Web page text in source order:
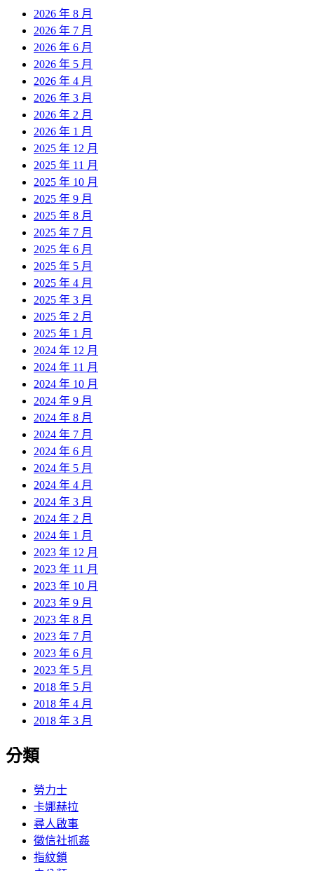
2026 年 8 月
2026 年 7 月
2026 年 6 月
2026 年 5 月
2026 年 4 月
2026 年 3 月
2026 年 2 月
2026 年 1 月
2025 年 12 月
2025 年 11 月
2025 年 10 月
2025 年 9 月
2025 年 8 月
2025 年 7 月
2025 年 6 月
2025 年 5 月
2025 年 4 月
2025 年 3 月
2025 年 2 月
2025 年 1 月
2024 年 12 月
2024 年 11 月
2024 年 10 月
2024 年 9 月
2024 年 8 月
2024 年 7 月
2024 年 6 月
2024 年 5 月
2024 年 4 月
2024 年 3 月
2024 年 2 月
2024 年 1 月
2023 年 12 月
2023 年 11 月
2023 年 10 月
2023 年 9 月
2023 年 8 月
2023 年 7 月
2023 年 6 月
2023 年 5 月
2018 年 5 月
2018 年 4 月
2018 年 3 月
分類
勞力士
卡娜赫拉
尋人啟事
徵信社抓姦
指紋鎖